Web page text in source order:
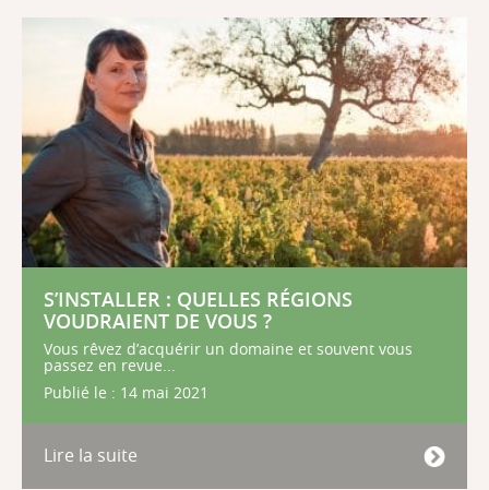
S’INSTALLER : QUELLES RÉGIONS
VOUDRAIENT DE VOUS ?
Vous rêvez d’acquérir un domaine et souvent vous
passez en revue...
Publié le : 14 mai 2021
Lire la suite